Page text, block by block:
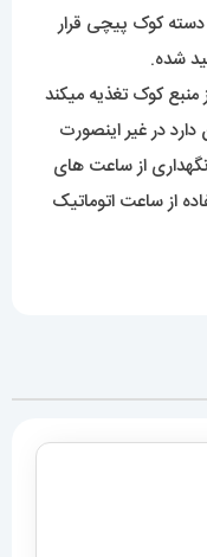
دسته کوک پیچی قرار
شده.
کوک تغذیه میکند
در غیر اینصورت
از ساعت های
از ساعت اتوماتیک